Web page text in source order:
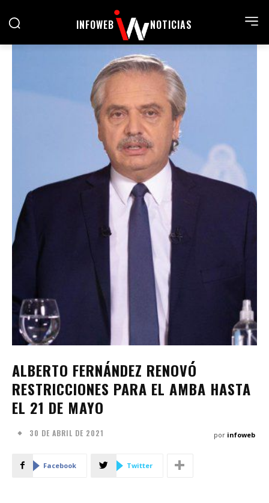
INFOWEB NOTICIAS
ALBERTO FERNÁNDEZ RENOVÓ
RESTRICCIONES PARA EL AMBA HASTA
EL 21 DE MAYO
30 DE ABRIL DE 2021 por infoweb
Facebook Twitter